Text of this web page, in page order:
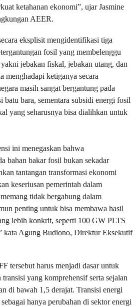
ketahanan ekonomi”, ujar Jasmine
AEER.
eksplisit mengidentifikasi tiga
fosil yang membelenggu
jebakan fiskal, jebakan utang, dan
menghadapi ketiganya secara
masih sangat bergantung pada
batu bara, sementara subsidi energi fosil
yang seharusnya bisa dialihkan untuk
ini menegaskan bahwa
bahan bakar fosil bukan sekadar
tantangan transformasi ekonomi
keseriusan pemerintah dalam
tidak bergabung dalam
penting untuk bisa membawa hasil
lebih konkrit, seperti 100 GW PLTS
kata Agung Budiono, Direktur Eksekutif
tersebut harus menjadi dasar untuk
yang komprehensif serta sejalan
di bawah 1,5 derajat. Transisi energi
hanya perubahan di sektor energi